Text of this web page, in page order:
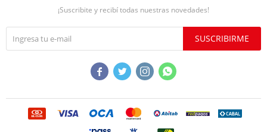
¡Suscribite y recibí todas nuestras novedades!
SUSCRIBIRME
   